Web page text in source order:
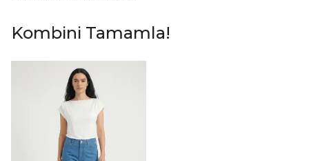
Kombini Tamamla!